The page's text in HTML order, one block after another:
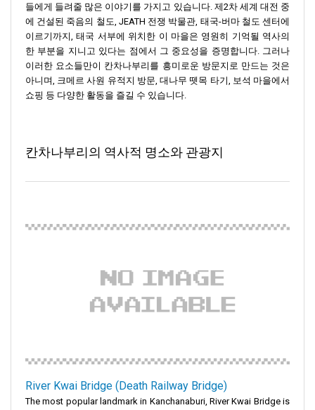
들에게 들려줄 많은 이야기를 가지고 있습니다. 제2차 세계 대전 중
에 건설된 죽음의 철도, JEATH 전쟁 박물관, 태국-버마 철도 센터에
이르기까지, 태국 서부에 위치한 이 마을은 영원히 기억될 역사의
한 부분을 지니고 있다는 점에서 그 중요성을 증명합니다. 그러나
이러한 요소들만이 칸차나부리를 흥미로운 방문지로 만드는 것은
아니며, 크메르 사원 유적지 방문, 대나무 뗏목 타기, 보석 마을에서
쇼핑 등 다양한 활동을 즐길 수 있습니다.
칸차나부리의 역사적 명소와 관광지
River Kwai Bridge (Death Railway Bridge)
The most popular landmark in Kanchanaburi, River Kwai Bridge is